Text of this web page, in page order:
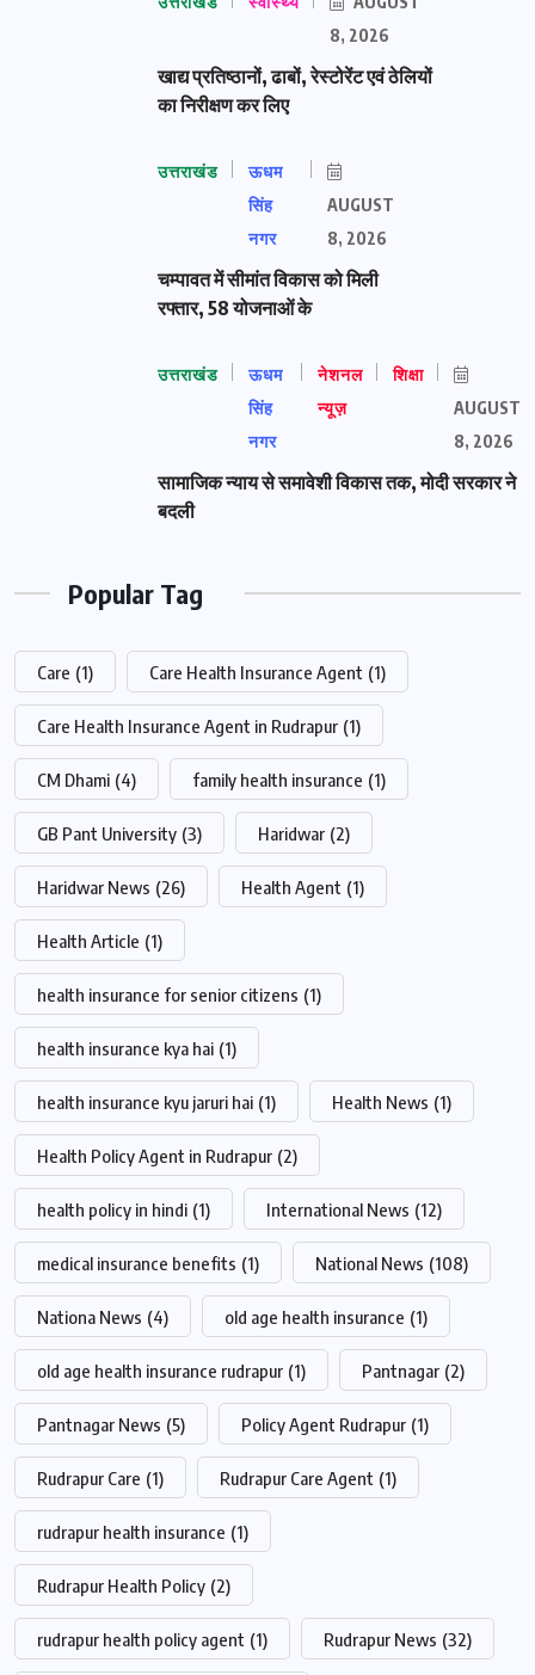
8, 2026
खाद्य प्रतिष्ठानों, ढाबों, रेस्टोरेंट एवं ठेलियों
का निरीक्षण कर लिए
उत्तराखंड
ऊधम
सिंह
नगर
AUGUST
8, 2026
चम्पावत में सीमांत विकास को मिली
रफ्तार, 58 योजनाओं के
उत्तराखंड
ऊधम
सिंह
नगर
नेशनल
न्यूज़
शिक्षा
AUGUST
8, 2026
सामाजिक न्याय से समावेशी विकास तक, मोदी सरकार ने
बदली
Popular Tag
Care (1) Care Health Insurance Agent (1)
Care Health Insurance Agent in Rudrapur (1)
CM Dhami (4) family health insurance (1)
GB Pant University (3) Haridwar (2)
Haridwar News (26) Health Agent (1)
Health Article (1)
health insurance for senior citizens (1)
health insurance kya hai (1)
health insurance kyu jaruri hai (1) Health News (1)
Health Policy Agent in Rudrapur (2)
health policy in hindi (1) International News (12)
medical insurance benefits (1) National News (108)
Nationa News (4) old age health insurance (1)
old age health insurance rudrapur (1) Pantnagar (2)
Pantnagar News (5) Policy Agent Rudrapur (1)
Rudrapur Care (1) Rudrapur Care Agent (1)
rudrapur health insurance (1)
Rudrapur Health Policy (2)
rudrapur health policy agent (1) Rudrapur News (32)